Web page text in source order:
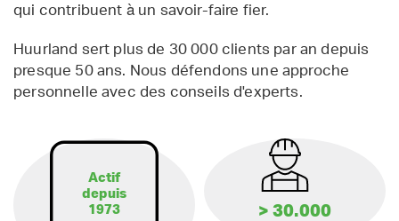
qui contribuent à un savoir-faire fier.
Huurland sert plus de 30 000 clients par an depuis
presque 50 ans. Nous défendons une approche
personnelle avec des conseils d'experts.
Actif
depuis
1973
> 30.000